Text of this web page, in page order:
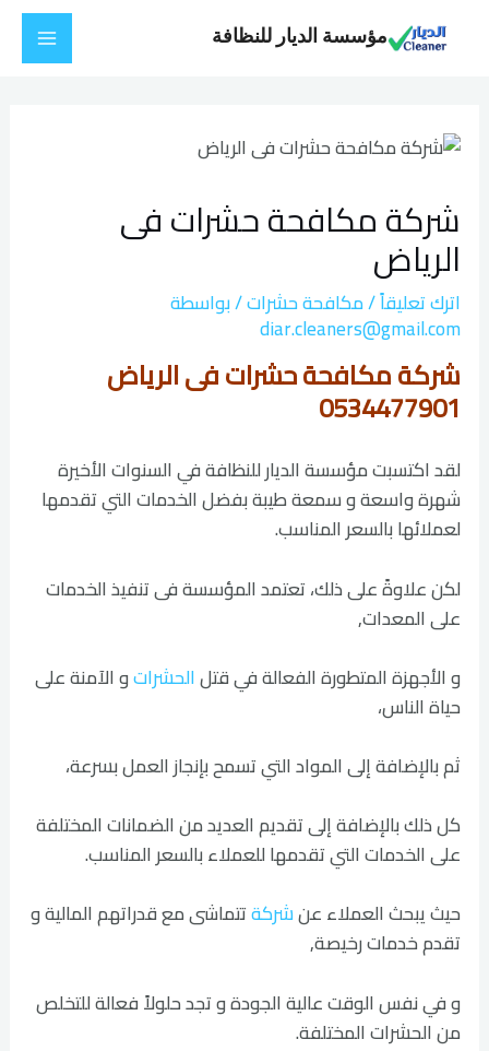
مؤسسة الديار للنظافة
Main
شركة مكافحة حشرات فى
الرياض
اترك تعليقاً/مكافحة حشرات/ بواسطة
diar.cleaners@gmail.com
شركة مكافحة حشرات فى الرياض
0534477901
لقد اكتسبت مؤسسة الديار للنظافة في السنوات الأخيرة
شهرة واسعة و سمعة طيبة بفضل الخدمات التي تقدمها
لعملائها بالسعر المناسب.
لكن علاوةً على ذلك، تعتمد المؤسسة فى تنفيذ الخدمات
على المعدات,
و الأجهزة المتطورة الفعالة في قتلالحشراتو الآمنة على
حياة الناس،
ثم بالإضافة إلى المواد التي تسمح بإنجاز العمل بسرعة،
كل ذلك بالإضافة إلى تقديم العديد من الضمانات المختلفة
على الخدمات التي تقدمها للعملاء بالسعر المناسب.
حيث يبحث العملاء عنشركةتتماشى مع قدراتهم المالية و
تقدم خدمات رخيصة,
و في نفس الوقت عالية الجودة و تجد حلولاً فعالة للتخلص
من الحشرات المختلفة.